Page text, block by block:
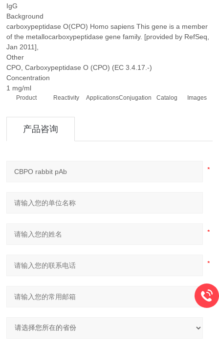
IgG
Background
carboxypeptidase O(CPO) Homo sapiens This gene is a member
of the metallocarboxypeptidase gene family. [provided by RefSeq,
Jan 2011],
Other
CPO, Carboxypeptidase O (CPO) (EC 3.4.17.-)
Concentration
1 mg/ml
Product Reactivity ApplicationsConjugation Catalog Images
产品咨询